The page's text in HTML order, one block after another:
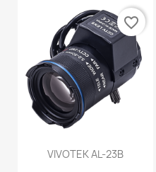
VIVOTEK AL-23B
favorite_border